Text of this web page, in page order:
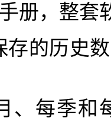
册，整套
存的历史
、每季和